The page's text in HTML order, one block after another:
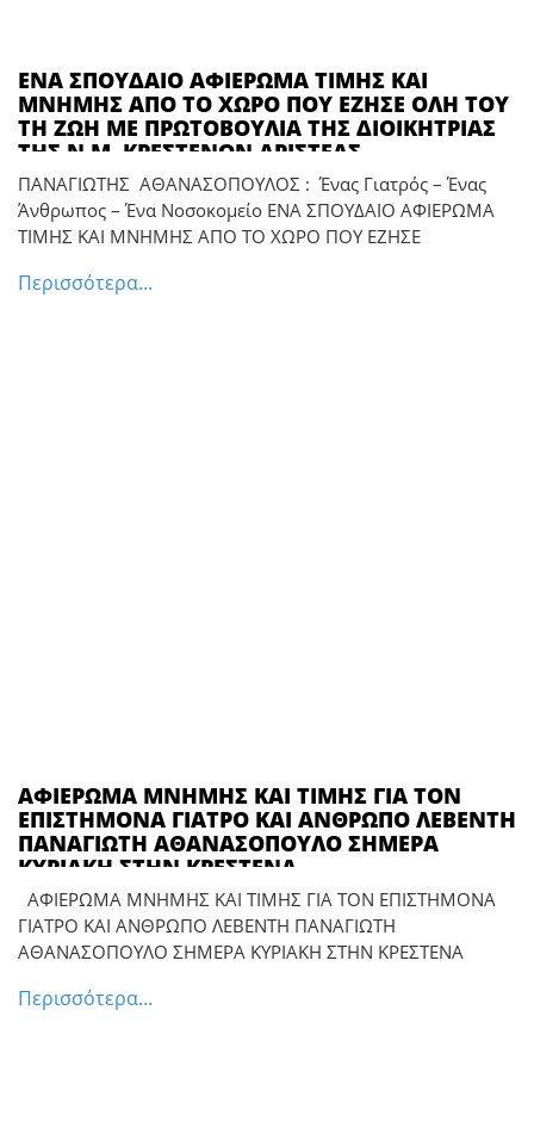
ΕΝΑ ΣΠΟΥΔΑΙΟ ΑΦΙΕΡΩΜΑ ΤΙΜΗΣ ΚΑΙ
ΜΝΗΜΗΣ ΑΠΟ ΤΟ ΧΩΡΟ ΠΟΥ ΕΖΗΣΕ ΟΛΗ ΤΟΥ
ΤΗ ΖΩΗ ΜΕ ΠΡΩΤΟΒΟΥΛΙΑ ΤΗΣ ΔΙΟΙΚΗΤΡΙΑΣ
ΤΗΣ Ν.Μ. ΚΡΕΣΤΕΝΩΝ ΑΡΙΣΤΕΑΣ
ΠΑΠΑΔΟΠΟΥΛΟΥ *** ΠΑΝΑΓΙΩΤΗΣ
ΑΘΑΝΑΣΟΠΟΥΛΟΣ : Ένας Γιατρός – Ένας
Άνθρωπος – Ένα Νοσοκομείο *** Η
ΤΙΜΗΤΙΚΗ ΕΚΔΗΛΩΣΗ ΣΤΗΝ ΚΡΕΣΤΕΝΑ ΓΙΑ ΤΗ
ΜΝΗΜΗ ΕΝΟΣ ΑΝΘΡΩΠΟΥ ΠΟΥ ΕΓΡΑΨΕ
ΙΣΤΟΡΙΑ ΚΑΙ ΜΕΝΕΙ ΣΤΗΝ ΑΙΩΝΙΟΤΗΤΑ
ΠΑΝΑΓΙΩΤΗΣ ΑΘΑΝΑΣΟΠΟΥΛΟΣ : Ένας Γιατρός – Ένας
Άνθρωπος – Ένα Νοσοκομείο ΕΝΑ ΣΠΟΥΔΑΙΟ ΑΦΙΕΡΩΜΑ
ΤΙΜΗΣ ΚΑΙ ΜΝΗΜΗΣ ΑΠΟ ΤΟ ΧΩΡΟ ΠΟΥ ΕΖΗΣΕ
Περισσότερα...
ΑΦΙΕΡΩΜΑ ΜΝΗΜΗΣ ΚΑΙ ΤΙΜΗΣ ΓΙΑ ΤΟΝ
ΕΠΙΣΤΗΜΟΝΑ ΓΙΑΤΡΟ ΚΑΙ ΑΝΘΡΩΠΟ ΛΕΒΕΝΤΗ
ΠΑΝΑΓΙΩΤΗ ΑΘΑΝΑΣΟΠΟΥΛΟ ΣΗΜΕΡΑ
ΚΥΡΙΑΚΗ ΣΤΗΝ ΚΡΕΣΤΕΝΑ
ΑΦΙΕΡΩΜΑ ΜΝΗΜΗΣ ΚΑΙ ΤΙΜΗΣ ΓΙΑ ΤΟΝ ΕΠΙΣΤΗΜΟΝΑ
ΓΙΑΤΡΟ ΚΑΙ ΑΝΘΡΩΠΟ ΛΕΒΕΝΤΗ ΠΑΝΑΓΙΩΤΗ
ΑΘΑΝΑΣΟΠΟΥΛΟ ΣΗΜΕΡΑ ΚΥΡΙΑΚΗ ΣΤΗΝ ΚΡΕΣΤΕΝΑ
Περισσότερα...